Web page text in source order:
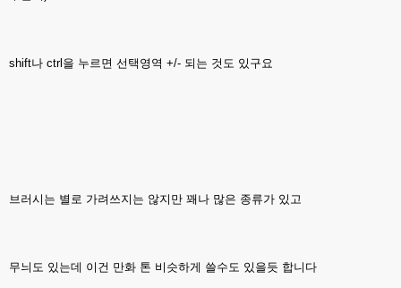
shift나 ctrl을 누르면 선택영역 +/- 되는 것도 있구요
브러시는 별로 가려쓰지는 않지만 꽤나 많은 종류가 있고
무늬도 있는데 이건 만화 톤 비슷하게 쓸수도 있을듯 합니다